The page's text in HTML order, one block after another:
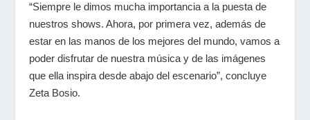
“Siempre le dimos mucha importancia a la puesta de
nuestros shows. Ahora, por primera vez, además de
estar en las manos de los mejores del mundo, vamos a
poder disfrutar de nuestra música y de las imágenes
que ella inspira desde abajo del escenario”, concluye
Zeta Bosio.